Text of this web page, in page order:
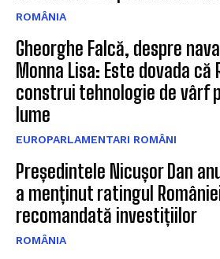
ROMÂNIA
Gheorghe Falcă, despre
Monna Lisa: Este dovada că
construi tehnologie de vârf
lume
EUROPARLAMENTARI ROMÂNI
Președintele Nicușor Dan
a menținut ratingul
recomandată investițiilor
ROMÂNIA